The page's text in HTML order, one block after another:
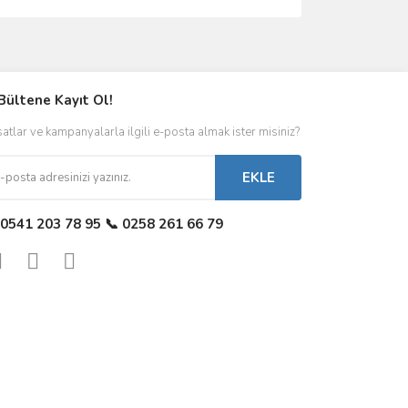
Kayıt Ol!
ve kampanyalarla ilgili e-posta almak ister misiniz?
EKLE
203 78 95 📞 0258 261 66 79